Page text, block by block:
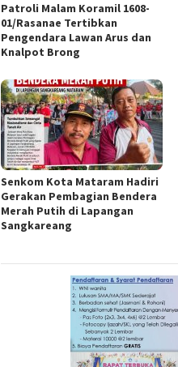
Patroli Malam Koramil 1608-
01/Rasanae Tertibkan
Pengendara Lawan Arus dan
Knalpot Brong
Senkom Kota Mataram Hadiri
Gerakan Pembagian Bendera
Merah Putih di Lapangan
Sangkareang